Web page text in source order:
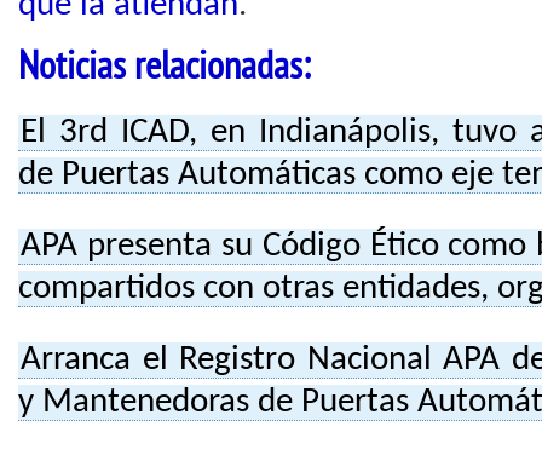
Noticias relacionadas:
El 3rd ICAD, en Indianápolis, tuvo
de Puertas Automáticas como eje
APA presenta su Código Ético como
compartidos con otras entidades,
Arranca el Registro Nacional APA
y Mantenedoras de Puertas